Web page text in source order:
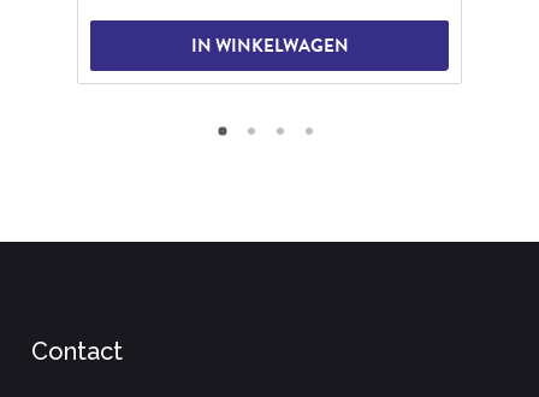
IN WINKELWAGEN
Contact